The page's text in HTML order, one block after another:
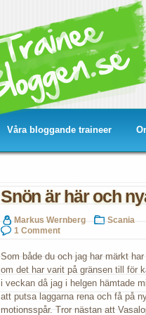
Våra bloggande traineer
Snön är här och
Markus Wernberg
Scania
1 Comment
Som både du och jag har märkt
om det har varit på gränsen till för
i veckan då jag i helgen hämtade
att putsa laggarna rena och få på
motionsspår. Tror nästan att